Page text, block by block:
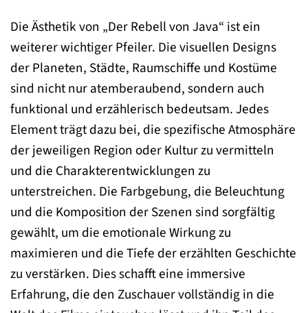
Die Ästhetik von „Der Rebell von Java“ ist ein
weiterer wichtiger Pfeiler. Die visuellen Designs
der Planeten, Städte, Raumschiffe und Kostüme
sind nicht nur atemberaubend, sondern auch
funktional und erzählerisch bedeutsam. Jedes
Element trägt dazu bei, die spezifische Atmosphäre
der jeweiligen Region oder Kultur zu vermitteln
und die Charakterentwicklungen zu
unterstreichen. Die Farbgebung, die Beleuchtung
und die Komposition der Szenen sind sorgfältig
gewählt, um die emotionale Wirkung zu
maximieren und die Tiefe der erzählten Geschichte
zu verstärken. Dies schafft eine immersive
Erfahrung, die den Zuschauer vollständig in die